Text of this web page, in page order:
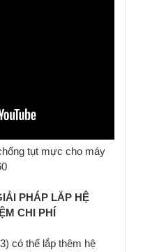
tụt mực cho máy
PHÁP LẮP HỆ
CHI PHÍ
có thể lắp thêm hệ